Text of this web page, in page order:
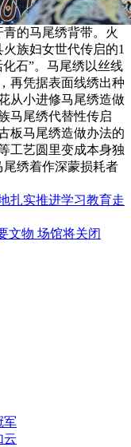
的马尾绣背带。火
族妇女世代传启的1
石”。马尾绣以丝线
再凭据表面线绣出种
从小进修马尾绣造做
马尾绣代替性传启
板马尾绣造做办法的
工艺圆里变成本身独
绣着作深蒙损耗者
扎实推进学习教育走
文物 场馆将关闭
军
云